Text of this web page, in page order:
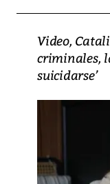
Video,
criminales,
suicidarse’